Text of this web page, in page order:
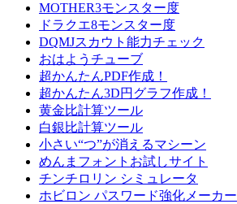
MOTHER3モンスター度
ドラクエ8モンスター度
DQMJスカウト能力チェック
おはようチューブ
超かんたんPDF作成！
超かんたん3D円グラフ作成！
黄金比計算ツール
白銀比計算ツール
小さい“つ”が消えるマシーン
めんまフォントお試しサイト
チンチロリン シミュレータ
ホビロン パスワード強化メーカー